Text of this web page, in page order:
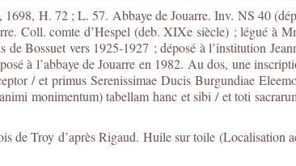
1698, H. 72 ; L. 57. Abbaye de Jouarre. Inv. NS 40
Coll. comte d’Hespel (deb. XIXe siècle) ; légué
de Bossuet vers 1925-1927 ; déposé à l’institution
à l’abbaye de Jouarre en 1982. Au dos, une
/ et primus Serenissimae Ducis Burgundiae
monimentum) tabellam hanc et sibi / et toti
de Troy d’après Rigaud. Huile sur toile